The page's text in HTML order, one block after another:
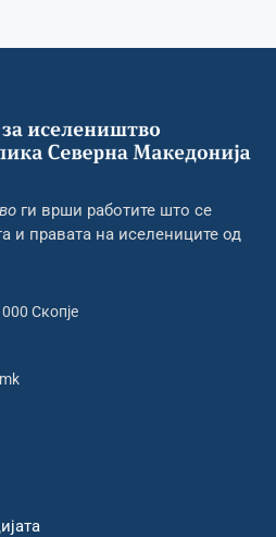
ги врши работите што се
и правата на иселениците од
Скопје